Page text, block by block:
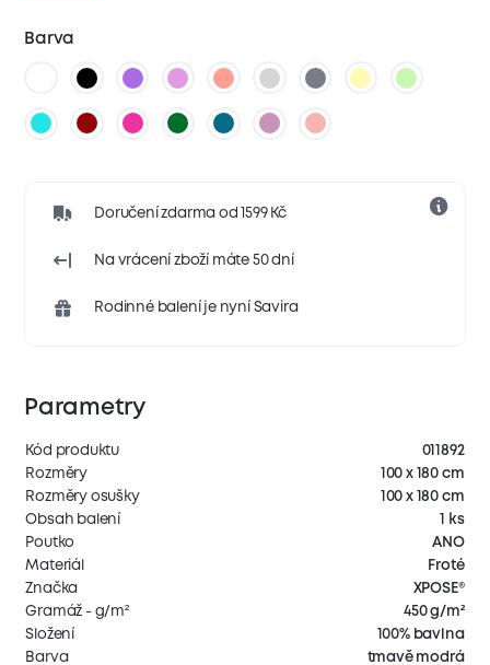
Barva
Doručení zdarma od 1599 Kč
Na vrácení zboží máte 50 dní
Rodinné balení je nyní Savira
Parametry
Kód produktu
011892
Rozměry
100 x 180 cm
Rozměry osušky
100 x 180 cm
Obsah balení
1 ks
Poutko
ANO
Materiál
Froté
Značka
XPOSE®
Gramáž - g/m²
450 g/m²
Složení
100% bavlna
Barva
tmavě modrá